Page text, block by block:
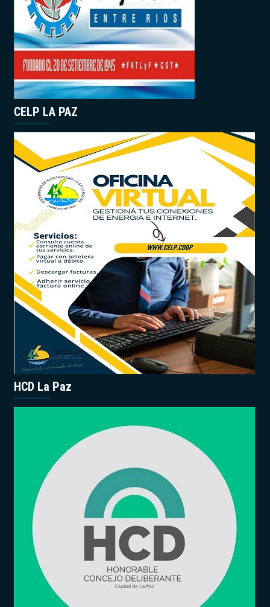
CELP LA PAZ
HCD La Paz